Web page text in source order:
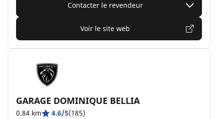
Contacter le revendeur
Voir le site web
GARAGE DOMINIQUE BELLIA
0.84 km 4.6/5(185)